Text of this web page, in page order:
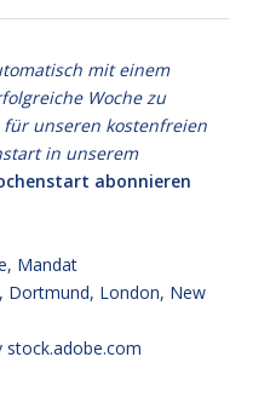
mit einem
Woche zu
unseren kostenfreien
in unserem
abonnieren
, Mandat
Dortmund, London, New
stock.adobe.com